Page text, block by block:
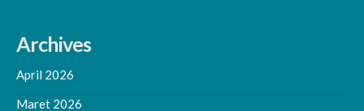
Archives
April 2026
Maret 2026